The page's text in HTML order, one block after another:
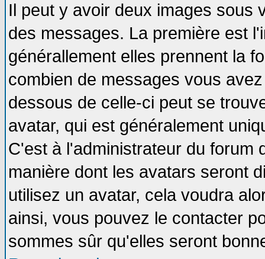
Il peut y avoir deux images sous
des messages. La première est
générallement elles prennent la
combien de messages vous
dessous de celle-ci peut se
avatar, qui est généralement
C'est à l'administrateur du forum
manière dont les avatars seront
utilisez un avatar, cela voudra
ainsi, vous pouvez le contacter
sommes sûr qu'elles seront